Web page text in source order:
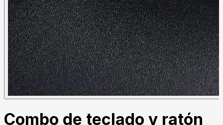
Combo de teclado y ratón